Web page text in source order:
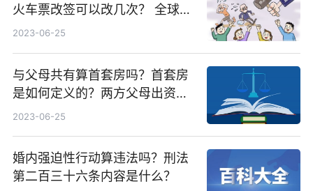
火车票改签可以改几次？ 全球速
递
2023-06-25
与父母共有算首套房吗？首套房
是如何定义的？两方父母出资买
房离婚怎么分？|精彩看点
2023-06-25
婚内强迫性行动算违法吗？刑法
第二百三十六条内容是什么？